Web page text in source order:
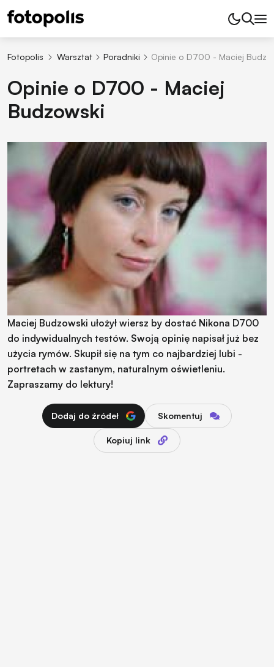
Fotopolis Warsztat Poradniki Opinie o D700 - Maciej
Opinie o D700 - Maciej
Budzowski
Maciej Budzowski ułożył wiersz by dostać Nikona D700
do indywidualnych testów. Swoją opinię napisał już bez
użycia rymów. Skupił się na tym co najbardziej lubi -
portretach w zastanym, naturalnym oświetleniu.
Zapraszamy do lektury!
Dodaj do źródeł Skomentuj
Kopiuj link